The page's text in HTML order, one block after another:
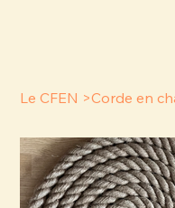
Le CFEN >Corde en